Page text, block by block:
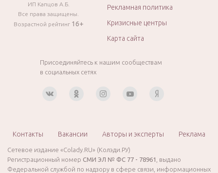
ИП Капцов А.Б.
Все права защищены.
Возрастной рейтинг 16+
Рекламная политика
Кризисные центры
Карта сайта
Присоединяйтесь к нашим сообществам
в социальных сетях
Контакты Вакансии Авторы и эксперты Реклама
Сетевое издание «Colady.RU» (Колэди.РУ)
Регистрационный номер СМИ ЭЛ № ФС 77 - 78961
, выдано
Федеральной службой по надзору в сфере связи, информационных